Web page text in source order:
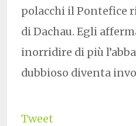
polacchi il Pontefice
di Dachau. Egli
inorridire di più
dubbioso diventa
Tweet